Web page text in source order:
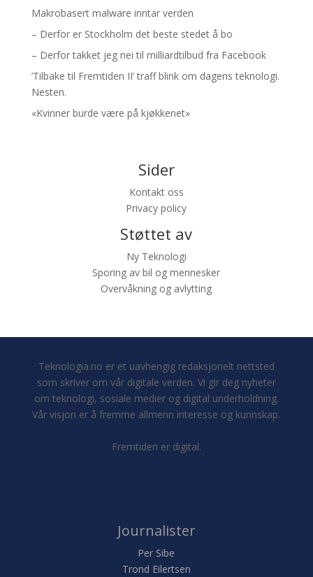
Makrobasert malware inntar verden
– Derfor er Stockholm det beste stedet å bo
– Derfor takket jeg nei til milliardtilbud fra Facebook
’Tilbake til Fremtiden II’ traff blink om dagens teknologi.
Nesten.
«Kvinner burde være på kjøkkenet»
Sider
Kontakt oss
Privacy policy
Støttet av
Ny Teknologi
Sporing av bil og mennesker
Overvåkning og avlytting
Teknologia.no er et uavhengig redaksjonelt nettsted
som skriver om vår digitale verden. Vi gir deg nyheter
om teknologi, sosiale medier og digital underholdning.
Vår visjon er å fremme allmenn interesse og kunnskap.
Fremtiden er digital.
Journalister
Per Sibe
Trond Eilertsen